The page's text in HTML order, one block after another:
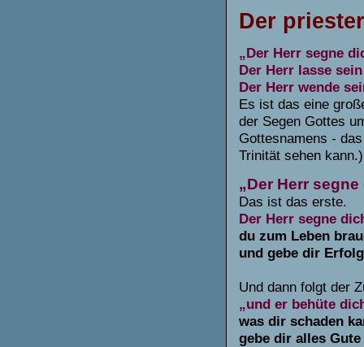
Der
„Der Herr segne
Der Herr lasse
Der Herr wende
Es ist das eine
der Segen Gottes
Gottesnamens -
Trinität sehen kann.)
„Der Herr
Das ist das erste.
Der Herr segne
du zum Leben
und gebe dir
Und dann folgt der
„und er behüte
was dir schaden
gebe dir alles